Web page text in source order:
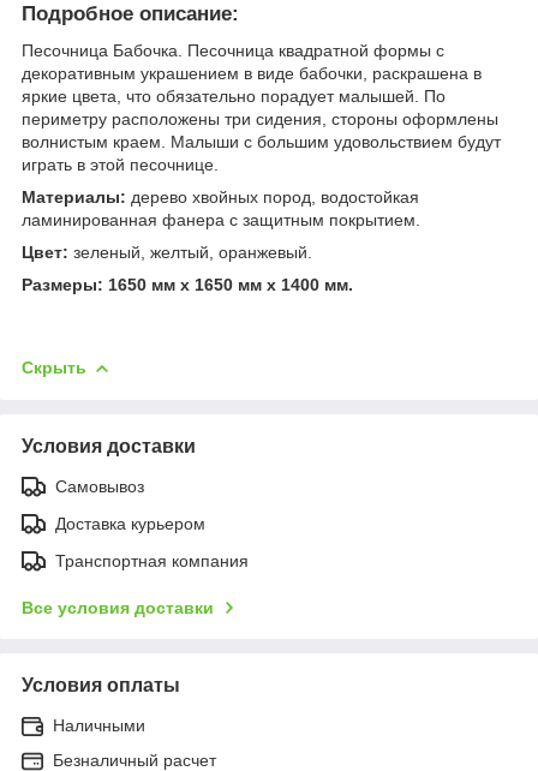
Подробное описание:
Песочница Бабочка. Песочница квадратной формы с
декоративным украшением в виде бабочки, раскрашена в
яркие цвета, что обязательно порадует малышей. По
периметру расположены три сидения, стороны оформлены
волнистым краем. Малыши с большим удовольствием будут
играть в этой песочнице.
Материалы: дерево хвойных пород, водостойкая
ламинированная фанера с защитным покрытием.
Цвет: зеленый, желтый, оранжевый.
Размеры: 1650 мм х 1650 мм х 1400 мм.
Скрыть
Условия доставки
Самовывоз
Доставка курьером
Транспортная компания
Все условия доставки
Условия оплаты
Наличными
Безналичный расчет